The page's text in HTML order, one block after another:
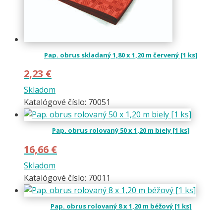
Pap. obrus skladaný 1,80 x 1,20 m červený [1 ks]
2,23 €
Skladom
Katalógové číslo: 70051
Pap. obrus rolovaný 50 x 1,20 m biely [1 ks]
16,66 €
Skladom
Katalógové číslo: 70011
Pap. obrus rolovaný 8 x 1,20 m béžový [1 ks]